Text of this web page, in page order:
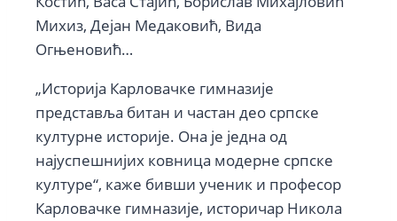
Михиз, Дејан Медаковић, Вида
Огњеновић…
„Историја Карловачке гимназије
представља битан и частан део српске
културне историје. Она је једна од
најуспешнијих ковница модерне српске
културе“, каже бивши ученик и професор
Карловачке гимназије, историчар Никола